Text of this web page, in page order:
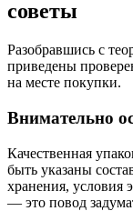
советы
Разобравшись с
приведены
на месте покупки.
Внимательно
Качественная
быть указаны
хранения,
— это повод